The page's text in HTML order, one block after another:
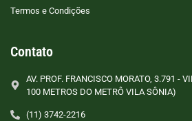
Termos e Condições
Contato
AV. PROF. FRANCISCO MORATO, 3.791 -
100 METROS DO METRÔ VILA SÔNIA)
(11) 3742-2216